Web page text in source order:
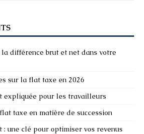
la différence brut et net dans votre
sur la flat taxe en 2026
expliquée pour les travailleurs
taxe en matière de succession
: une clé pour optimiser vos revenus